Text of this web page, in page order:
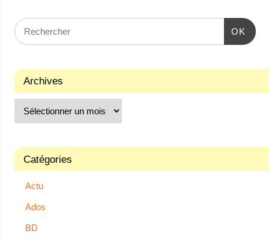
OK
Archives
Catégories
Actu
Ados
BD